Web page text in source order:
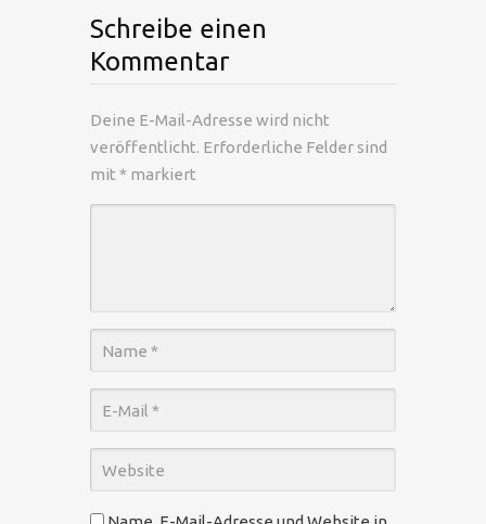
Schreibe einen
Kommentar
Deine E-Mail-Adresse wird nicht
veröffentlicht. Erforderliche Felder sind
mit * markiert